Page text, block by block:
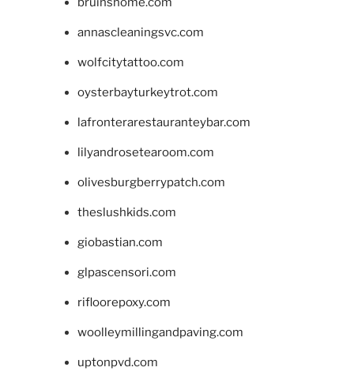
annascleaningsvc.com
wolfcitytattoo.com
oysterbayturkeytrot.com
lafronterarestauranteybar.com
lilyandrosetearoom.com
olivesburgberrypatch.com
theslushkids.com
giobastian.com
glpascensori.com
rifloorepoxy.com
woolleymillingandpaving.com
uptonpvd.com